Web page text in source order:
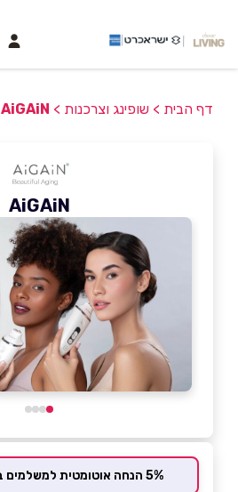
דף הבית > שופינג וצרכנות >
AiGAiN
AiGAiN
5% הנחה אוטומטית למשלמים בכרטיס המועדון